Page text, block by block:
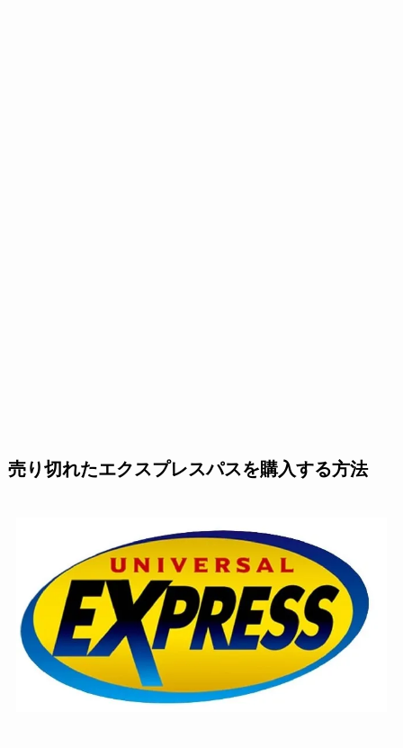
売り切れたエクスプレスパスを購入する方法